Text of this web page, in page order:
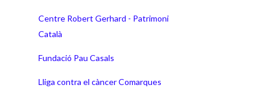
Centre Robert Gerhard - Patrimoni
Català
Fundació Pau Casals
Lliga contra el càncer Comarques